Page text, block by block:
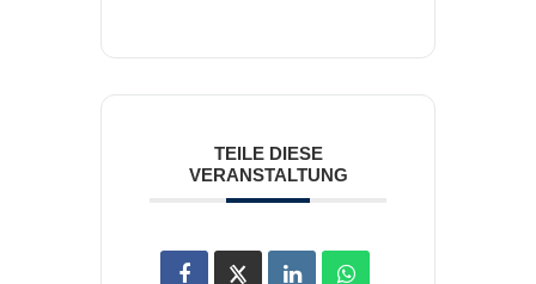
TEILE DIESE
VERANSTALTUNG